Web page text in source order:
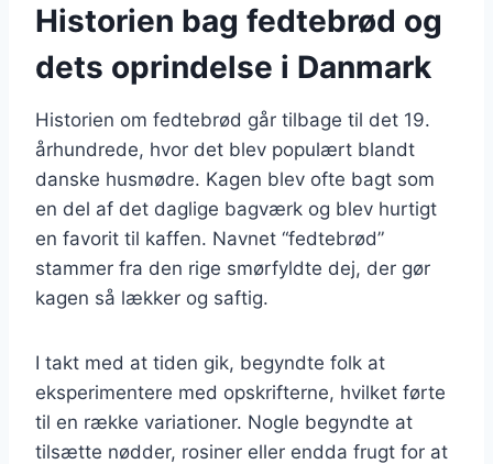
Historien bag fedtebrød og
dets oprindelse i Danmark
Historien om fedtebrød går tilbage til det 19.
århundrede, hvor det blev populært blandt
danske husmødre. Kagen blev ofte bagt som
en del af det daglige bagværk og blev hurtigt
en favorit til kaffen. Navnet “fedtebrød”
stammer fra den rige smørfyldte dej, der gør
kagen så lækker og saftig.
I takt med at tiden gik, begyndte folk at
eksperimentere med opskrifterne, hvilket førte
til en række variationer. Nogle begyndte at
tilsætte nødder, rosiner eller endda frugt for at